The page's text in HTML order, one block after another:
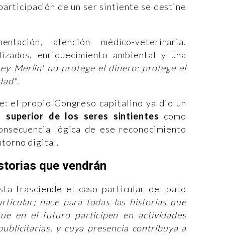
de un ser sintiente se destine
atención médico-veterinaria,
enriquecimiento ambiental y una
Merlín' no protege el dinero; protege el
.
el propio Congreso capitalino ya dio un
superior de los seres sintientes como
lógica de ese reconocimiento
digital.
que vendrán
trasciende el caso particular del pato
nace para todas las historias que
en el futuro participen en actividades
y cuya presencia contribuya a